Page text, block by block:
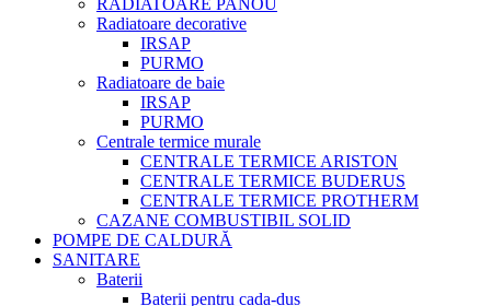
Radiatoare decorative
IRSAP
PURMO
Radiatoare de baie
IRSAP
PURMO
Centrale termice murale
CENTRALE TERMICE ARISTON
CENTRALE TERMICE BUDERUS
CENTRALE TERMICE PROTHERM
CAZANE COMBUSTIBIL SOLID
POMPE DE CALDURĂ
SANITARE
Baterii
Baterii pentru cada-dus